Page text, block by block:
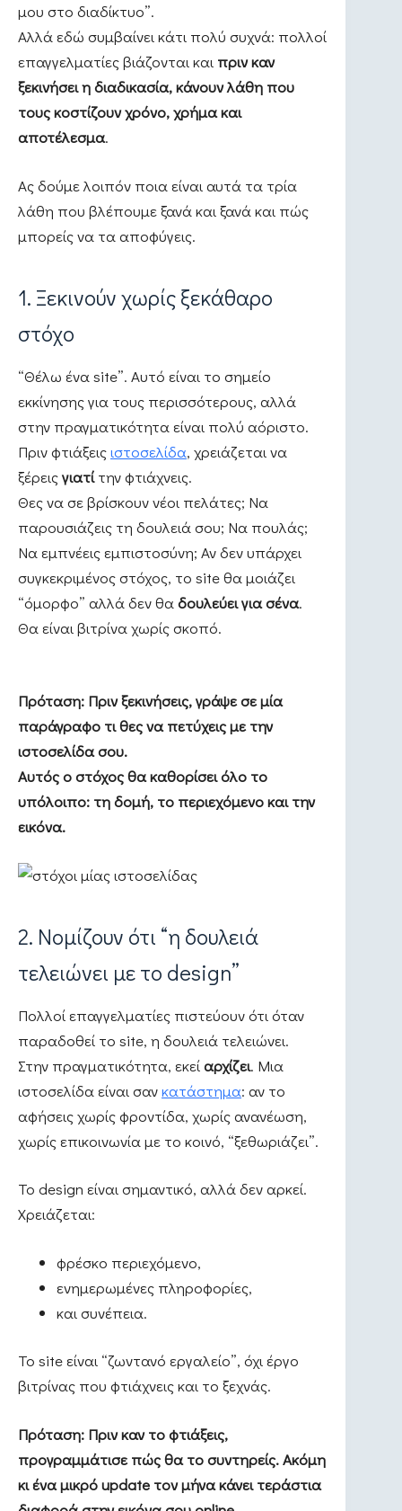
μου στο διαδίκτυο”.
Αλλά εδώ συμβαίνει κάτι πολύ συχνά: πολλοί
επαγγελματίες βιάζονται και πριν καν
ξεκινήσει η διαδικασία, κάνουν λάθη που
τους κοστίζουν χρόνο, χρήμα και
αποτέλεσμα.
Ας δούμε λοιπόν ποια είναι αυτά τα τρία
λάθη που βλέπουμε ξανά και ξανά και πώς
μπορείς να τα αποφύγεις.
1. Ξεκινούν χωρίς ξεκάθαρο
στόχο
“Θέλω ένα site”. Αυτό είναι το σημείο
εκκίνησης για τους περισσότερους, αλλά
στην πραγματικότητα είναι πολύ αόριστο.
Πριν φτιάξειςιστοσελίδα, χρειάζεται να
ξέρειςγιατίτην φτιάχνεις.
Θες να σε βρίσκουν νέοι πελάτες; Να
παρουσιάζεις τη δουλειά σου; Να πουλάς;
Να εμπνέεις εμπιστοσύνη; Αν δεν υπάρχει
συγκεκριμένος στόχος, το site θα μοιάζει
“όμορφο” αλλά δεν θαδουλεύει για σένα.
Θα είναι βιτρίνα χωρίς σκοπό.
Πρόταση: Πριν ξεκινήσεις, γράψε σε μία
παράγραφο τι θες να πετύχεις με την
ιστοσελίδα σου.
Αυτός ο στόχος θα καθορίσει όλο το
υπόλοιπο: τη δομή, το περιεχόμενο και την
εικόνα.
2. Νομίζουν ότι “η δουλειά
τελειώνει με το design”
Πολλοί επαγγελματίες πιστεύουν ότι όταν
παραδοθεί το site, η δουλειά τελειώνει.
Στην πραγματικότητα, εκείαρχίζει. Μια
ιστοσελίδα είναι σανκατάστημα: αν το
αφήσεις χωρίς φροντίδα, χωρίς ανανέωση,
χωρίς επικοινωνία με το κοινό, “ξεθωριάζει”.
Το design είναι σημαντικό, αλλά δεν αρκεί.
Χρειάζεται:
φρέσκο περιεχόμενο,
ενημερωμένες πληροφορίες,
και συνέπεια.
Το site είναι “ζωντανό εργαλείο”, όχι έργο
βιτρίνας που φτιάχνεις και το ξεχνάς.
Πρόταση: Πριν καν το φτιάξεις,
προγραμμάτισε πώς θα το συντηρείς. Ακόμη
κι ένα μικρό update τον μήνα κάνει τεράστια